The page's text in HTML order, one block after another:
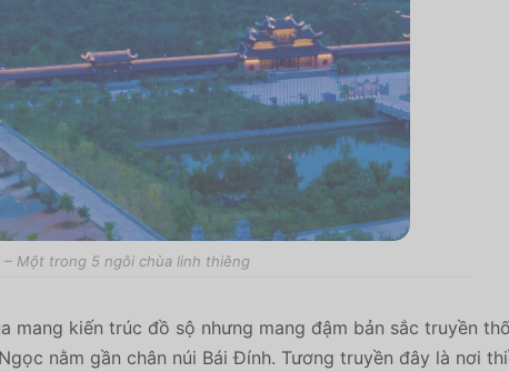
– Một trong 5 ngôi chùa linh thiêng
mang kiến trúc đồ sộ nhưng mang đậm bản sắc truyền
nằm gần chân núi Bái Đính. Tương truyền đây là nơi